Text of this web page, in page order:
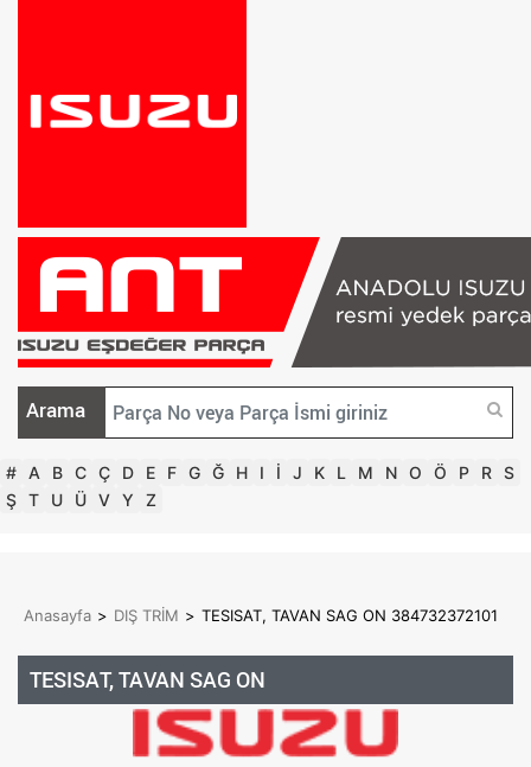
Arama
# A B C Ç D E F G Ğ H I İ J K L M N O Ö P R S
Ş T U Ü V Y Z
Anasayfa > DIŞ TRİM > TESISAT, TAVAN SAG ON 384732372101
TESISAT, TAVAN SAG ON